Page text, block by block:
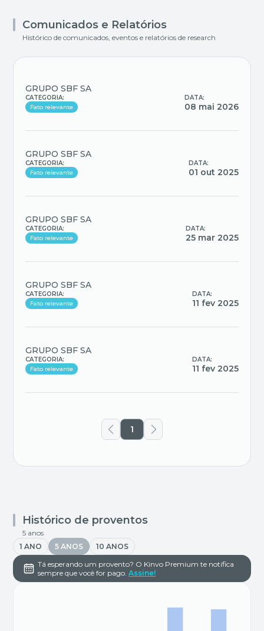
Comunicados e Relatórios
Histórico de comunicados, eventos e relatórios de research
GRUPO SBF SA
CATEGORIA:
Fato relevante
DATA:
08 mai 2026
GRUPO SBF SA
CATEGORIA:
Fato relevante
DATA:
01 out 2025
GRUPO SBF SA
CATEGORIA:
Fato relevante
DATA:
25 mar 2025
GRUPO SBF SA
CATEGORIA:
Fato relevante
DATA:
11 fev 2025
GRUPO SBF SA
CATEGORIA:
Fato relevante
DATA:
11 fev 2025
1
Histórico de proventos
5 anos
1 ANO
5 ANOS
10 ANOS
Tá esperando um provento? O Kinvo Premium te notifica
sempre que você for pago. Assine!